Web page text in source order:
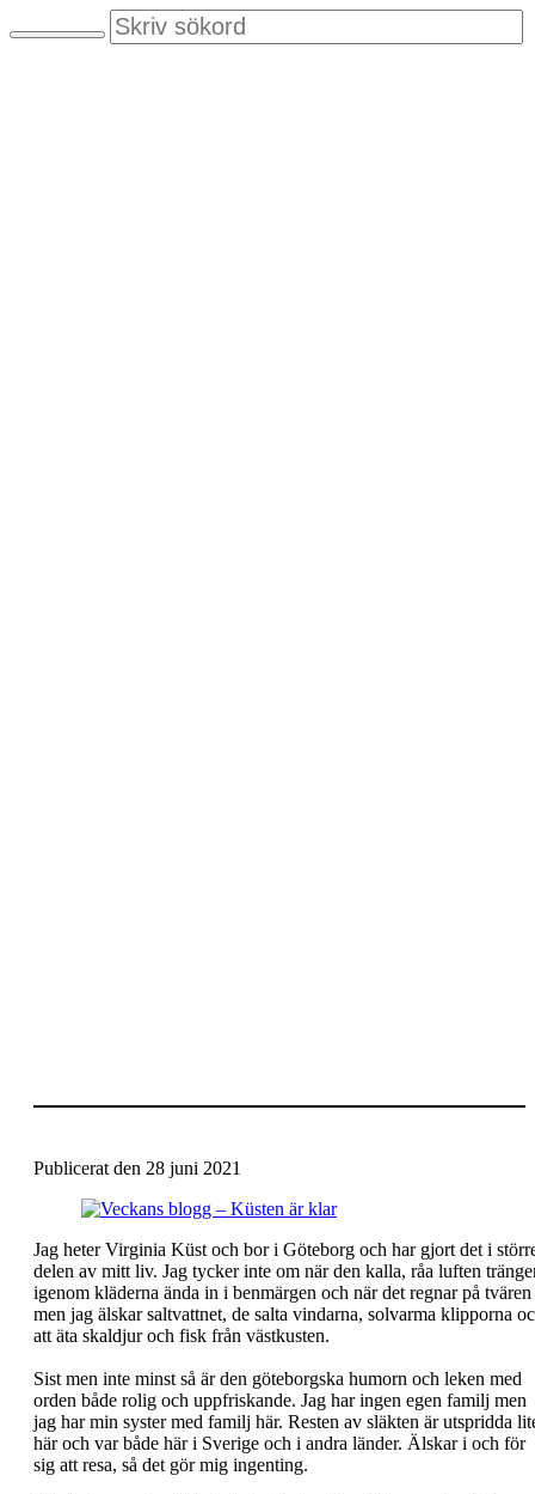
Publicerat den 28 juni 2021
Jag heter Virginia Küst och bor i Göteborg och har gjort det i
delen av mitt liv. Jag tycker inte om när den kalla, råa luften
igenom kläderna ända in i benmärgen och när det regnar på tvären
men jag älskar saltvattnet, de salta vindarna, solvarma klipporna
att äta skaldjur och fisk från västkusten.
Sist men inte minst så är den göteborgska humorn och leken med
orden både rolig och uppfriskande. Jag har ingen egen familj men
jag har min syster med familj här. Resten av släkten är utspridda
här och var både här i Sverige och i andra länder. Älskar i och för
sig att resa, så det gör mig ingenting.